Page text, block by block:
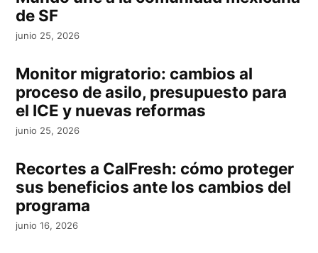
de SF
junio 25, 2026
Monitor migratorio: cambios al
proceso de asilo, presupuesto para
el ICE y nuevas reformas
junio 25, 2026
Recortes a CalFresh: cómo proteger
sus beneficios ante los cambios del
programa
junio 16, 2026